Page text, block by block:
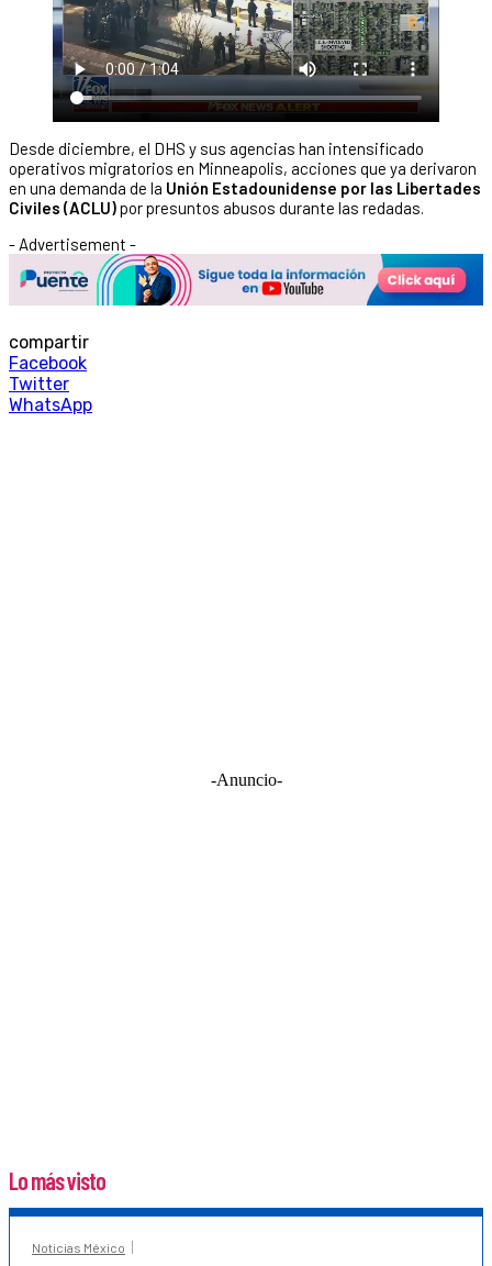
Desde diciembre, el DHS y sus agencias han intensificado
operativos migratorios en Minneapolis, acciones que ya derivaron
en una demanda de la Unión Estadounidense por las Libertades
Civiles (ACLU)por presuntos abusos durante las redadas.
- Advertisement -
compartir
Facebook
Twitter
WhatsApp
-Anuncio-
Lo más visto
Noticias México